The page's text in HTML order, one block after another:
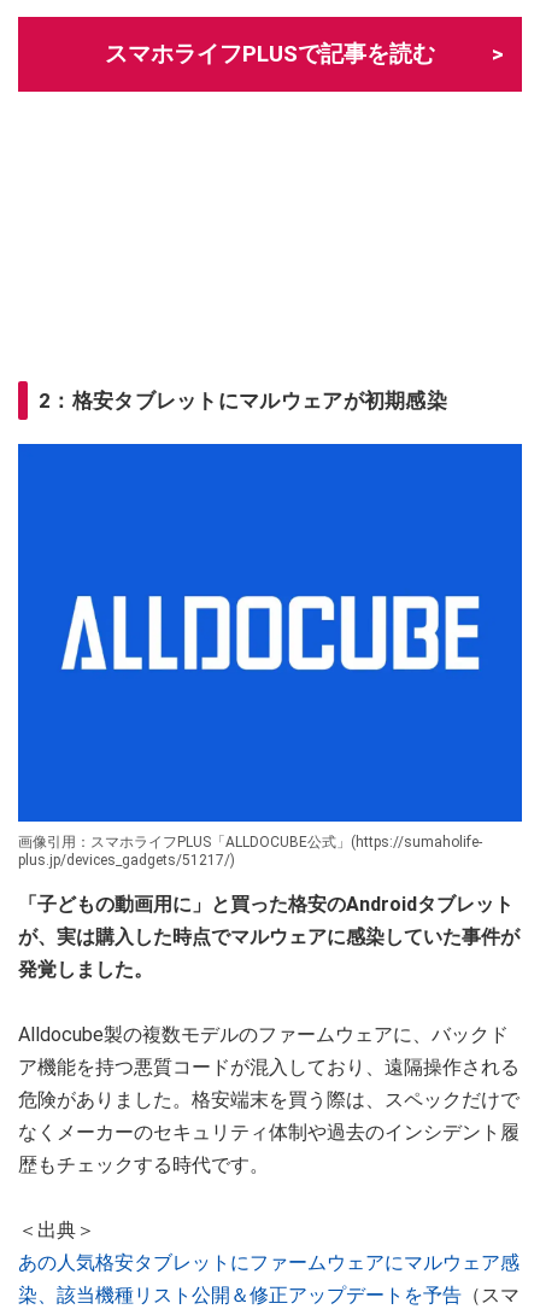
スマホライフPLUSで記事を読む
2：格安タブレットにマルウェアが初期感染
画像引用：スマホライフPLUS「ALLDOCUBE公式」(https://sumaholife-
plus.jp/devices_gadgets/51217/)
「子どもの動画用に」と買った格安のAndroidタブレット
が、実は購入した時点でマルウェアに感染していた事件が
発覚しました。
Alldocube製の複数モデルのファームウェアに、バックド
ア機能を持つ悪質コードが混入しており、遠隔操作される
危険がありました。格安端末を買う際は、スペックだけで
なくメーカーのセキュリティ体制や過去のインシデント履
歴もチェックする時代です。
＜出典＞
あの人気格安タブレットにファームウェアにマルウェア感
染、該当機種リスト公開＆修正アップデートを予告 （スマ